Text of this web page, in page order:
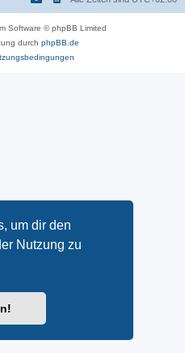
um dir den
Nutzung zu
Software © phpBB Limited
durch phpBB.de